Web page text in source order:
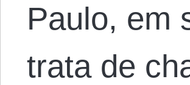
Paulo, em
trata de